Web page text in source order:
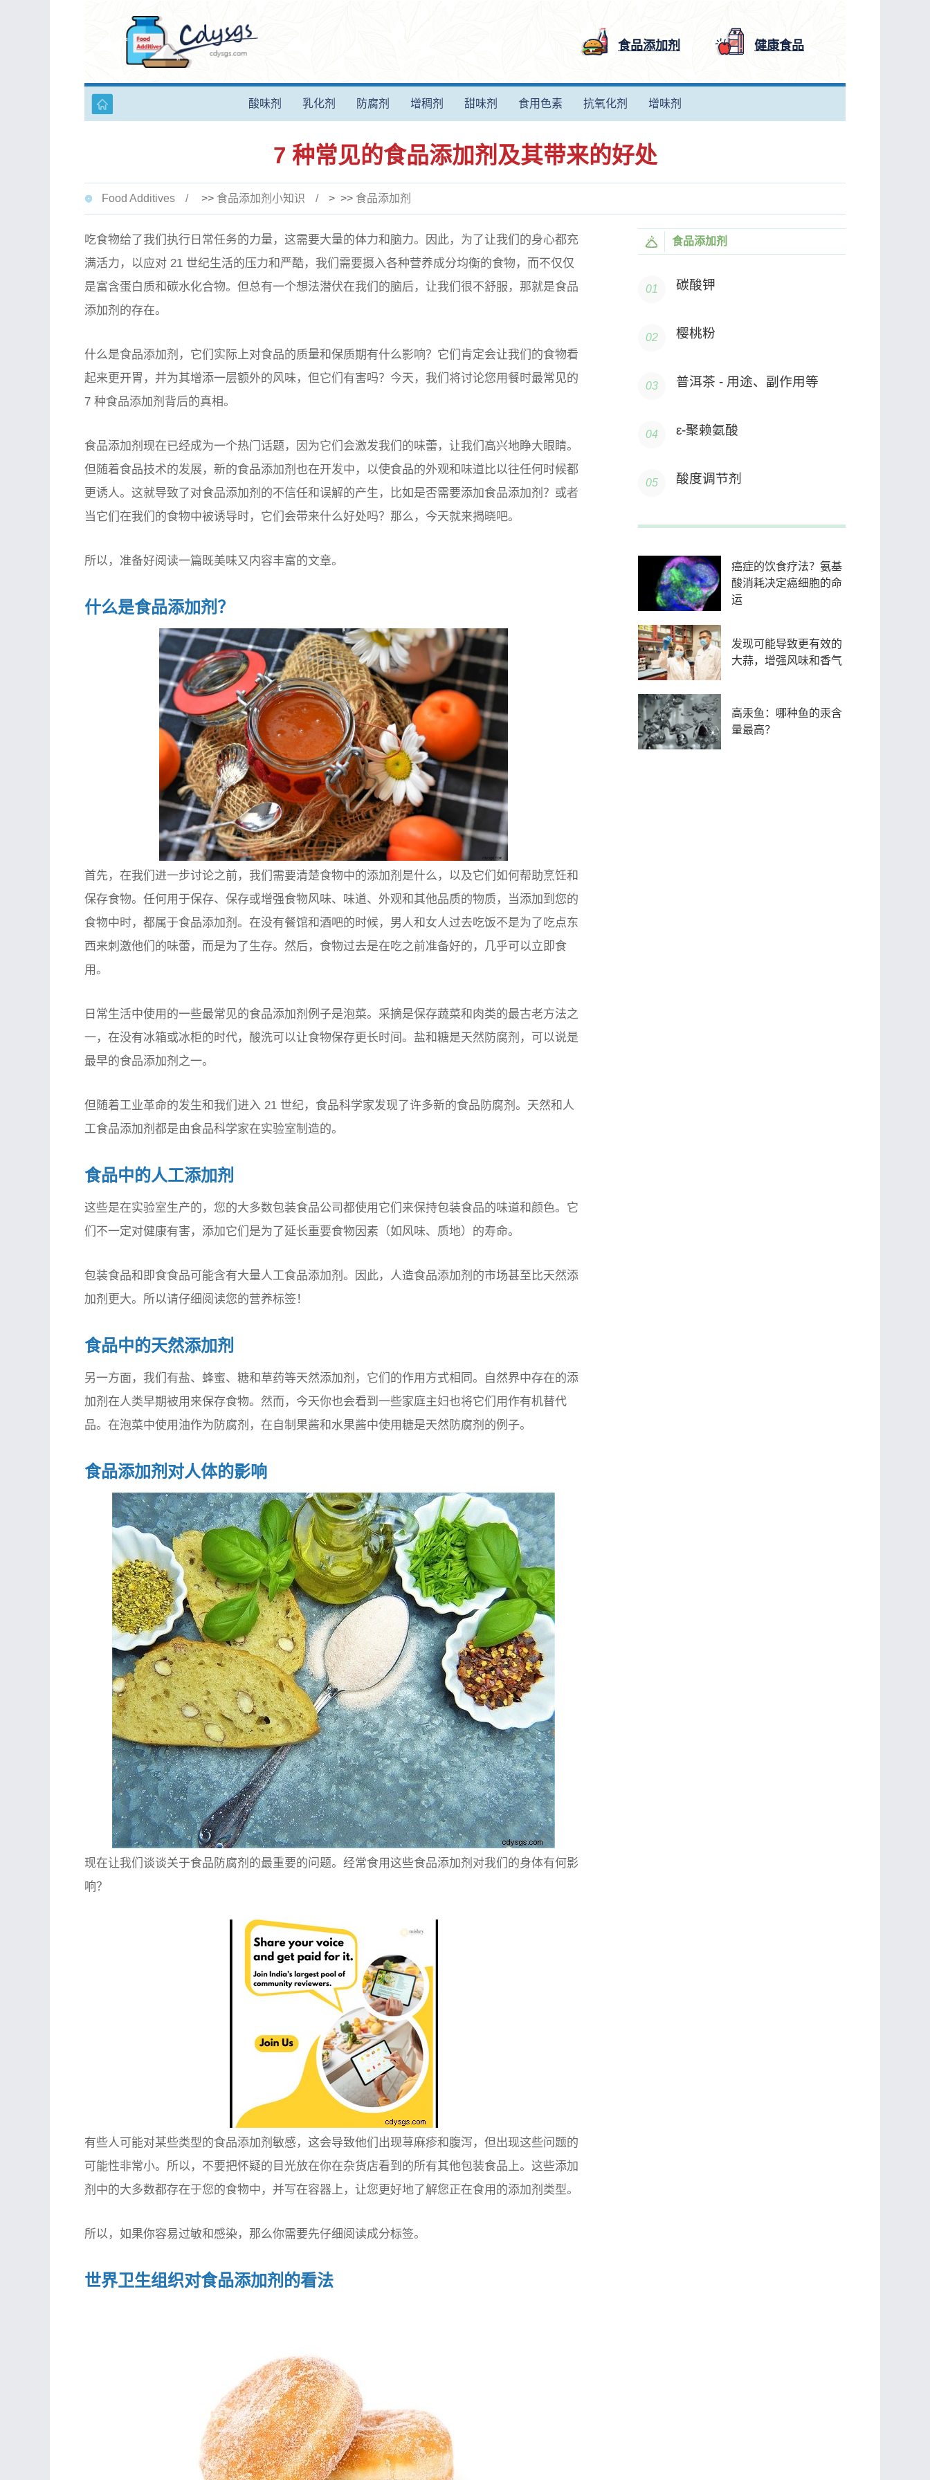
食品添加剂 健康食品
酸味剂 乳化剂 防腐剂 增稠剂 甜味剂 食用色素 抗氧化剂 增味剂
7 种常见的食品添加剂及其带来的好处
Food Additives >> 食品添加剂小知识 > >> 食品添加剂
吃食物给了我们执行日常任务的力量，这需要大量的体力和脑力。因此，为了让我们的身心都充
满活力，以应对 21 世纪生活的压力和严酷，我们需要摄入各种营养成分均衡的食物，而不仅仅
是富含蛋白质和碳水化合物。但总有一个想法潜伏在我们的脑后，让我们很不舒服，那就是食品
添加剂的存在。
什么是食品添加剂，它们实际上对食品的质量和保质期有什么影响？它们肯定会让我们的食物看
起来更开胃，并为其增添一层额外的风味，但它们有害吗？今天，我们将讨论您用餐时最常见的
7 种食品添加剂背后的真相。
食品添加剂现在已经成为一个热门话题，因为它们会激发我们的味蕾，让我们高兴地睁大眼睛。
但随着食品技术的发展，新的食品添加剂也在开发中，以使食品的外观和味道比以往任何时候都
更诱人。这就导致了对食品添加剂的不信任和误解的产生，比如是否需要添加食品添加剂？或者
当它们在我们的食物中被诱导时，它们会带来什么好处吗？那么，今天就来揭晓吧。
所以，准备好阅读一篇既美味又内容丰富的文章。
什么是食品添加剂？
首先，在我们进一步讨论之前，我们需要清楚食物中的添加剂是什么，以及它们如何帮助烹饪和
保存食物。任何用于保存、保存或增强食物风味、味道、外观和其他品质的物质，当添加到您的
食物中时，都属于食品添加剂。在没有餐馆和酒吧的时候，男人和女人过去吃饭不是为了吃点东
西来刺激他们的味蕾，而是为了生存。然后，食物过去是在吃之前准备好的，几乎可以立即食
用。
日常生活中使用的一些最常见的食品添加剂例子是泡菜。采摘是保存蔬菜和肉类的最古老方法之
一，在没有冰箱或冰柜的时代，酸洗可以让食物保存更长时间。盐和糖是天然防腐剂，可以说是
最早的食品添加剂之一。
但随着工业革命的发生和我们进入 21 世纪，食品科学家发现了许多新的食品防腐剂。天然和人
工食品添加剂都是由食品科学家在实验室制造的。
食品中的人工添加剂
这些是在实验室生产的，您的大多数包装食品公司都使用它们来保持包装食品的味道和颜色。它
们不一定对健康有害，添加它们是为了延长重要食物因素（如风味、质地）的寿命。
包装食品和即食食品可能含有大量人工食品添加剂。因此，人造食品添加剂的市场甚至比天然添
加剂更大。所以请仔细阅读您的营养标签！
食品中的天然添加剂
另一方面，我们有盐、蜂蜜、糖和草药等天然添加剂，它们的作用方式相同。自然界中存在的添
加剂在人类早期被用来保存食物。然而，今天你也会看到一些家庭主妇也将它们用作有机替代
品。在泡菜中使用油作为防腐剂，在自制果酱和水果酱中使用糖是天然防腐剂的例子。
食品添加剂对人体的影响
现在让我们谈谈关于食品防腐剂的最重要的问题。经常食用这些食品添加剂对我们的身体有何影
响？
有些人可能对某些类型的食品添加剂敏感，这会导致他们出现荨麻疹和腹泻，但出现这些问题的
可能性非常小。所以，不要把怀疑的目光放在你在杂货店看到的所有其他包装食品上。这些添加
剂中的大多数都存在于您的食物中，并写在容器上，让您更好地了解您正在食用的添加剂类型。
所以，如果你容易过敏和感染，那么你需要先仔细阅读成分标签。
世界卫生组织对食品添加剂的看法
食品添加剂
碳酸钾
樱桃粉
普洱茶 - 用途、副作用等
ε-聚赖氨酸
酸度调节剂
癌症的饮食疗法？氨基
酸消耗决定癌细胞的命
运
发现可能导致更有效的
大蒜，增强风味和香气
高汞鱼：哪种鱼的汞含
量最高？